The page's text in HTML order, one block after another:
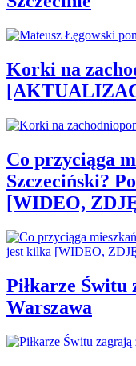
Korki na
Co przyciąga
Szczeciński?
[WIDEO,
Piłkarze
Warszawa